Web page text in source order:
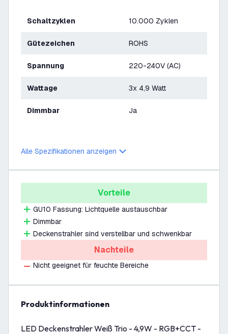
Schaltzyklen 10.000 Zyklen
Gütezeichen ROHS
Spannung 220-240V (AC)
Wattage 3x 4,9 Watt
Dimmbar Ja
Alle Spezifikationen anzeigen
Vorteile
GU10 Fassung: Lichtquelle austauschbar
Dimmbar
Deckenstrahler sind verstellbar und schwenkbar
Nachteile
Nicht geeignet für feuchte Bereiche
Produktinformationen
LED Deckenstrahler Weiß Trio - 4,9W - RGB+CCT -